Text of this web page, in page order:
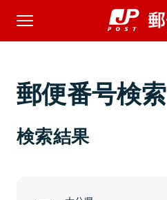
郵便番号検索
検索結果